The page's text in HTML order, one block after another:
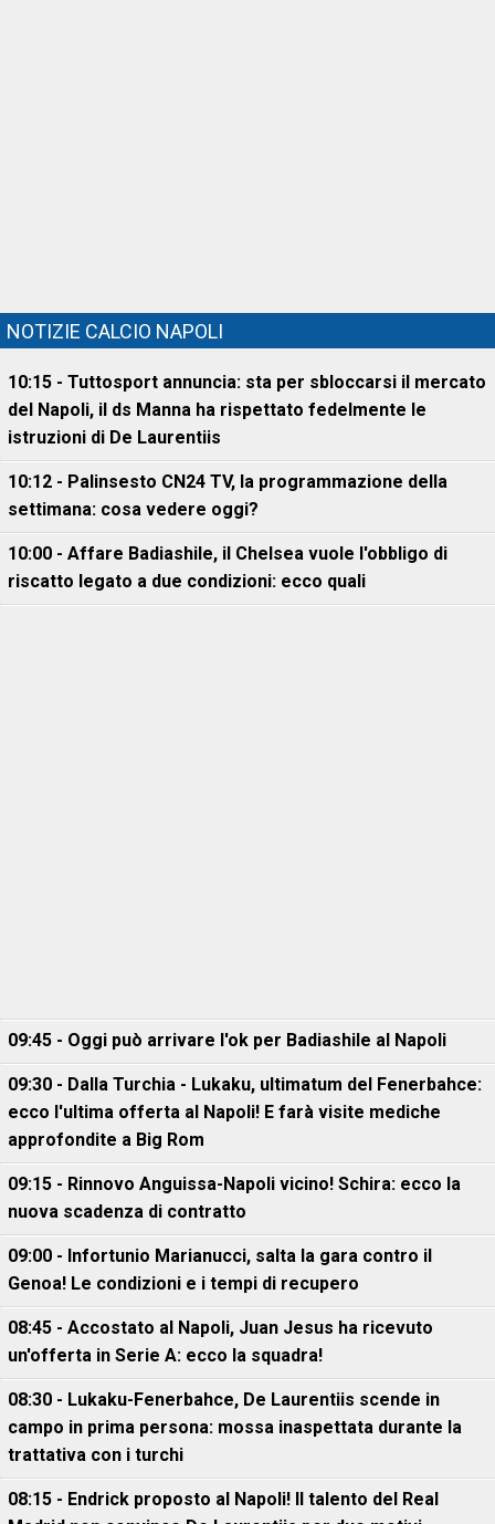
NOTIZIE CALCIO NAPOLI
10:15 - Tuttosport annuncia: sta per sbloccarsi il mercato
del Napoli, il ds Manna ha rispettato fedelmente le
istruzioni di De Laurentiis
10:12 - Palinsesto CN24 TV, la programmazione della
settimana: cosa vedere oggi?
10:00 - Affare Badiashile, il Chelsea vuole l'obbligo di
riscatto legato a due condizioni: ecco quali
09:45 - Oggi può arrivare l'ok per Badiashile al Napoli
09:30 - Dalla Turchia - Lukaku, ultimatum del Fenerbahce:
ecco l'ultima offerta al Napoli! E farà visite mediche
approfondite a Big Rom
09:15 - Rinnovo Anguissa-Napoli vicino! Schira: ecco la
nuova scadenza di contratto
09:00 - Infortunio Marianucci, salta la gara contro il
Genoa! Le condizioni e i tempi di recupero
08:45 - Accostato al Napoli, Juan Jesus ha ricevuto
un'offerta in Serie A: ecco la squadra!
08:30 - Lukaku-Fenerbahce, De Laurentiis scende in
campo in prima persona: mossa inaspettata durante la
trattativa con i turchi
08:15 - Endrick proposto al Napoli! Il talento del Real